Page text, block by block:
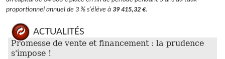
proportionnel annuel de 3 % s'élève à 39 415,32 €.
ACTUALITÉS
Promesse de vente et financement : la prudence
s'impose !